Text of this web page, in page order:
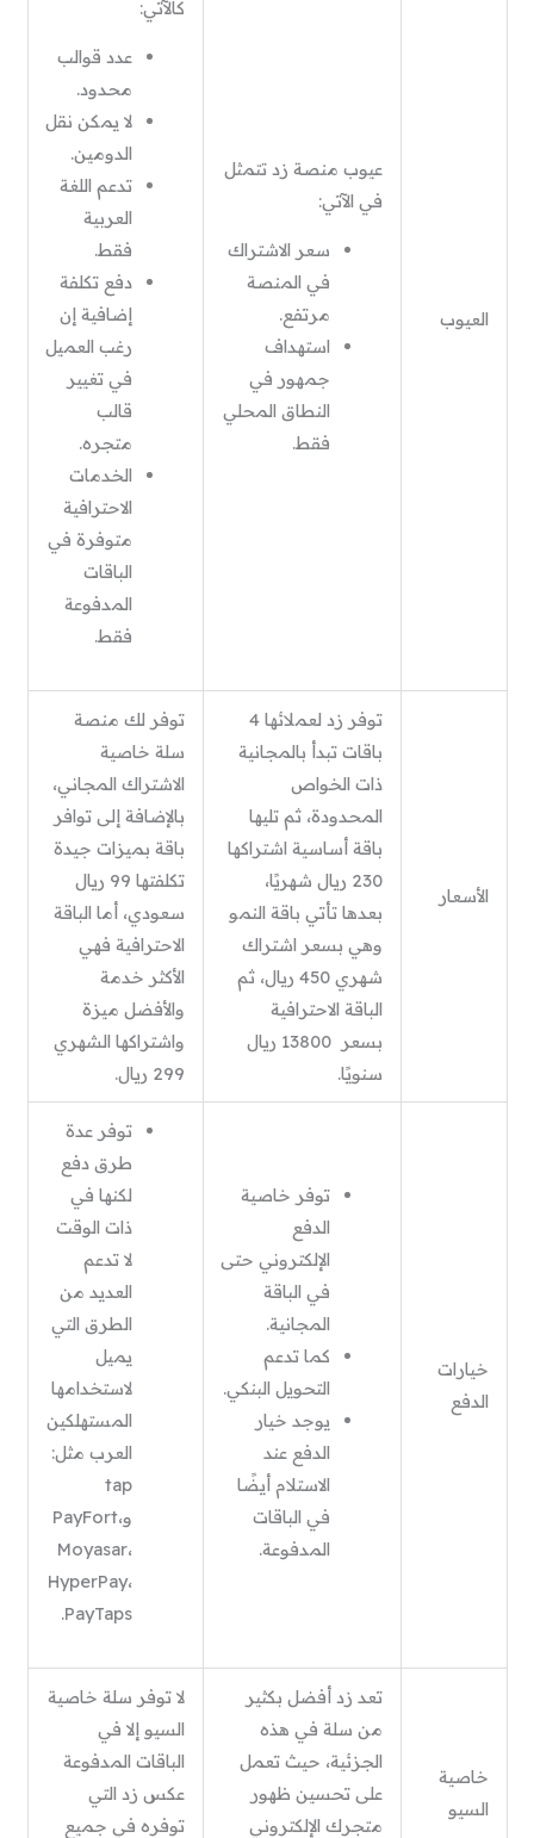
العيوب
عيوب منصة زد تتمثل
في الآتي:
سعر الاشتراك
في المنصة
مرتفع.
استهداف
جمهور في
النطاق المحلي
فقط.
كالآتي:
عدد قوالب
محدود.
لا يمكن نقل
الدومين.
تدعم اللغة
العربية
فقط.
دفع تكلفة
إضافية إن
رغب العميل
في تغيير
قالب
متجره.
الخدمات
الاحترافية
متوفرة في
الباقات
المدفوعة
فقط.
الأسعار
توفر زد لعملائها 4
باقات تبدأ بالمجانية
ذات الخواص
المحدودة، ثم تليها
باقة أساسية اشتراكها
230 ريال شهريًا،
بعدها تأتي باقة النمو
وهي بسعر اشتراك
شهري 450 ريال، ثم
الباقة الاحترافية
بسعر 13800 ريال
سنويًا.
توفر لك منصة
سلة خاصية
الاشتراك المجاني،
بالإضافة إلى توافر
باقة بميزات جيدة
تكلفتها 99 ريال
سعودي، أما الباقة
الاحترافية فهي
الأكثر خدمة
والأفضل ميزة
واشتراكها الشهري
299 ريال.
خيارات
الدفع
توفر خاصية
الدفع
الإلكتروني حتى
في الباقة
المجانية.
كما تدعم
التحويل البنكي.
يوجد خيار
الدفع عند
الاستلام أيضًا
في الباقات
المدفوعة.
توفر عدة
طرق دفع
لكنها في
ذات الوقت
لا تدعم
العديد من
الطرق التي
يميل
لاستخدامها
المستهلكين
العرب مثل:
tap
وPayFort،
Moyasar،
HyperPay،
PayTaps.
خاصية
السيو
تعد زد أفضل بكثير
من سلة في هذه
الجزئية، حيث تعمل
على تحسين ظهور
متجرك الإلكتروني
لا توفر سلة خاصية
السيو إلا في
الباقات المدفوعة
عكس زد التي
توفره في جميع